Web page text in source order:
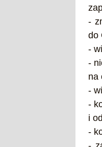
-
do
-
-
na
-
-
i
-